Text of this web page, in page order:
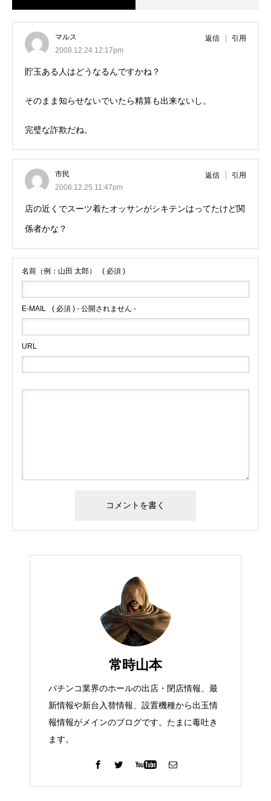
マルス
2008.12.24 12:17pm
返信 引用
貯玉ある人はどうなるんですかね？
そのまま知らせないでいたら精算も出来ないし。
完璧な詐欺だね。
市民
2008.12.25 11:47pm
返信 引用
店の近くでスーツ着たオッサンがシキテンはってたけど関
係者かな？
名前（例：山田 太郎） ( 必須 )
E-MAIL ( 必須 ) - 公開されません -
URL
常時山本
パチンコ業界のホールの出店・閉店情報、最
新情報や新台入替情報、設置機種から出玉情
報情報がメインのブログです。たまに毒吐き
ます。